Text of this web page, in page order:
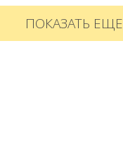
ПОКАЗАТЬ ЕЩЕ